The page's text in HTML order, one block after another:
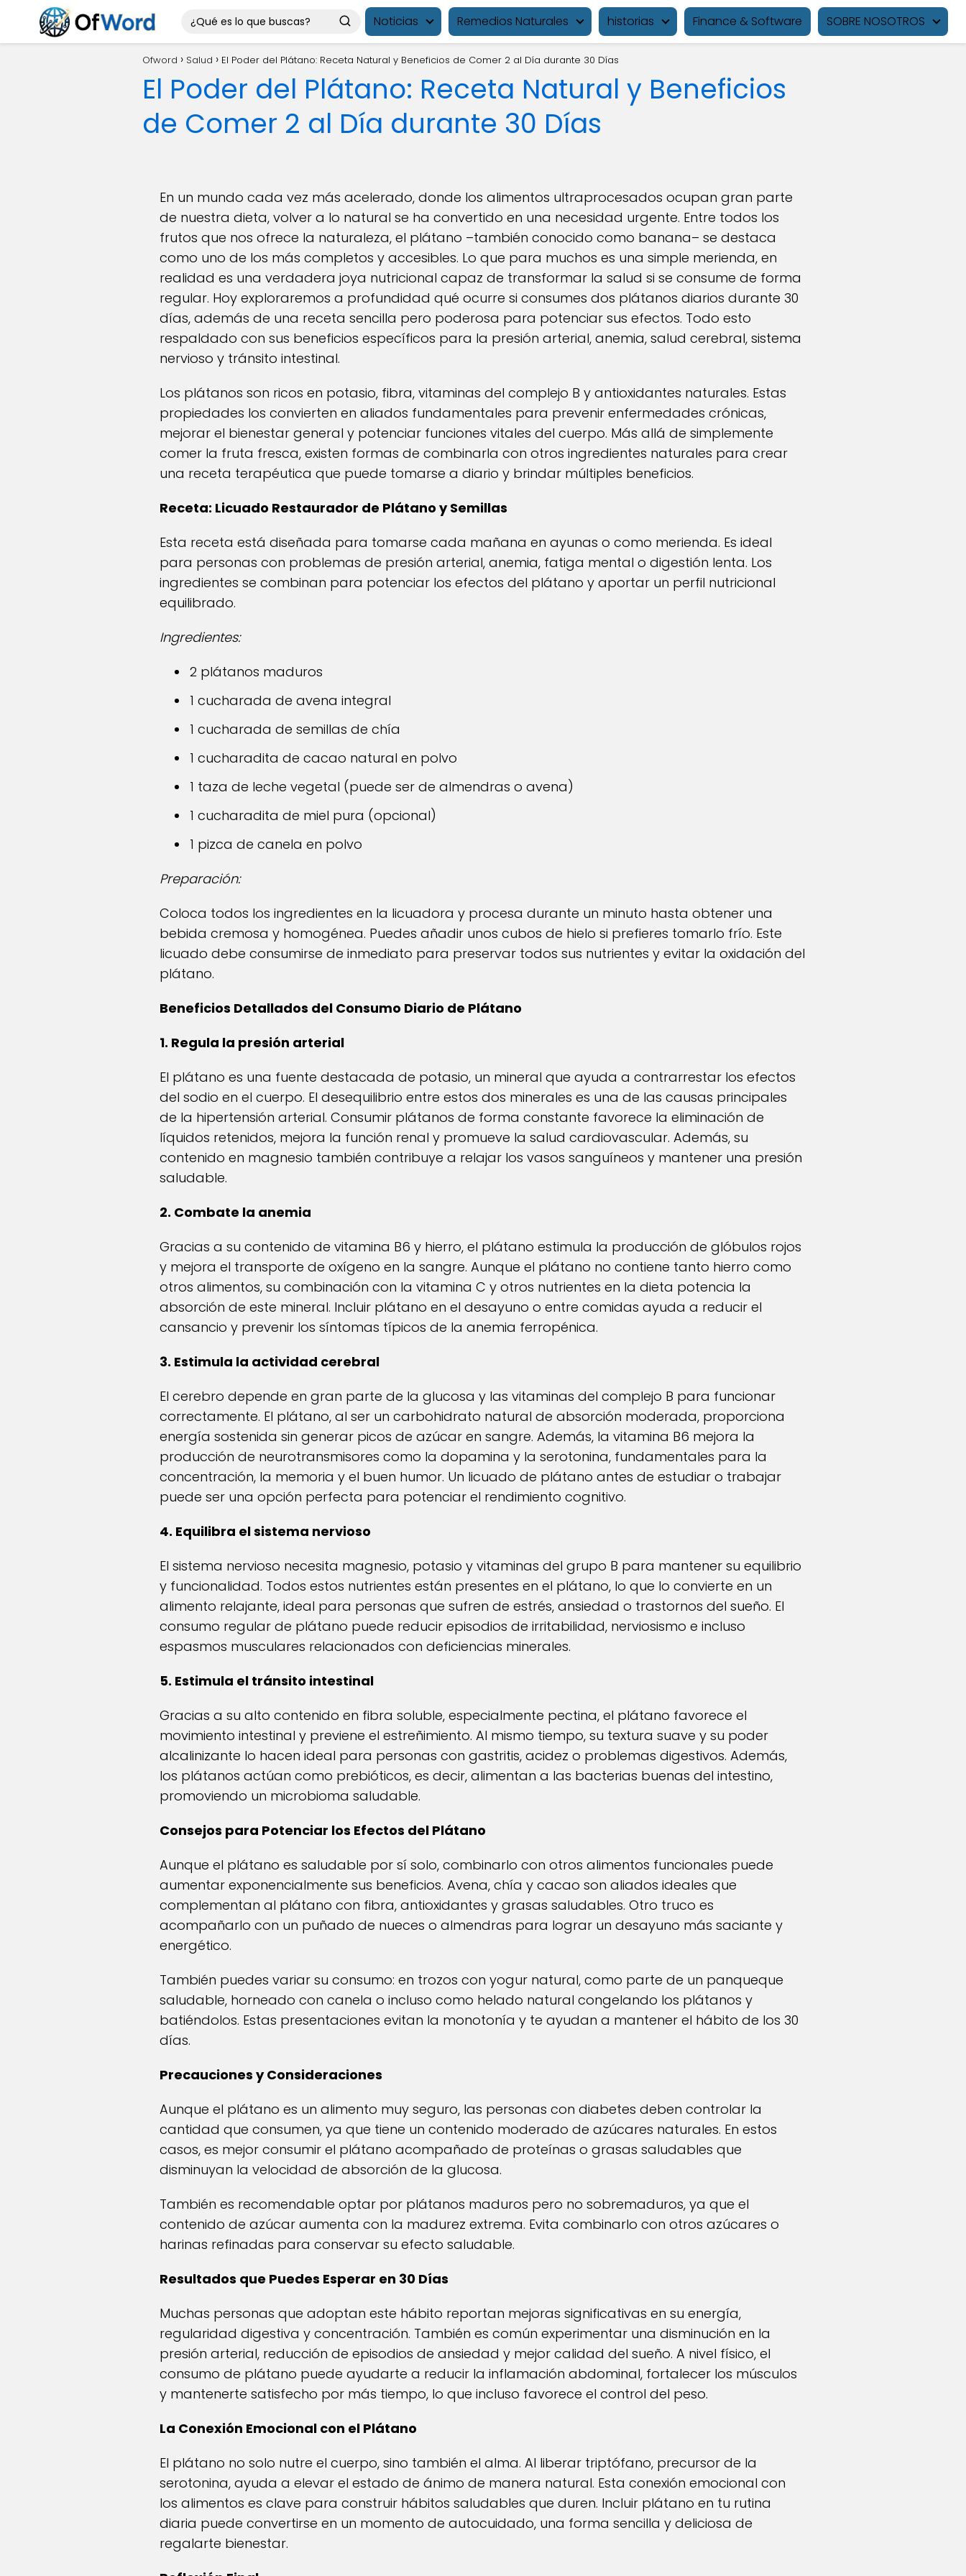
Noticias Remedios Naturales historias Finance & Software SOBRE NOSOTROS
Ofword Salud El Poder del Plátano: Receta Natural y Beneficios de Comer 2 al Día durante 30 Días
El Poder del Plátano: Receta Natural y Beneficios
de Comer 2 al Día durante 30 Días
En un mundo cada vez más acelerado, donde los alimentos ultraprocesados ocupan gran parte
de nuestra dieta, volver a lo natural se ha convertido en una necesidad urgente. Entre todos los
frutos que nos ofrece la naturaleza, el plátano –también conocido como banana– se destaca
como uno de los más completos y accesibles. Lo que para muchos es una simple merienda, en
realidad es una verdadera joya nutricional capaz de transformar la salud si se consume de forma
regular. Hoy exploraremos a profundidad qué ocurre si consumes dos plátanos diarios durante 30
días, además de una receta sencilla pero poderosa para potenciar sus efectos. Todo esto
respaldado con sus beneficios específicos para la presión arterial, anemia, salud cerebral, sistema
nervioso y tránsito intestinal.
Los plátanos son ricos en potasio, fibra, vitaminas del complejo B y antioxidantes naturales. Estas
propiedades los convierten en aliados fundamentales para prevenir enfermedades crónicas,
mejorar el bienestar general y potenciar funciones vitales del cuerpo. Más allá de simplemente
comer la fruta fresca, existen formas de combinarla con otros ingredientes naturales para crear
una receta terapéutica que puede tomarse a diario y brindar múltiples beneficios.
Receta: Licuado Restaurador de Plátano y Semillas
Esta receta está diseñada para tomarse cada mañana en ayunas o como merienda. Es ideal
para personas con problemas de presión arterial, anemia, fatiga mental o digestión lenta. Los
ingredientes se combinan para potenciar los efectos del plátano y aportar un perfil nutricional
equilibrado.
Ingredientes:
2 plátanos maduros
1 cucharada de avena integral
1 cucharada de semillas de chía
1 cucharadita de cacao natural en polvo
1 taza de leche vegetal (puede ser de almendras o avena)
1 cucharadita de miel pura (opcional)
1 pizca de canela en polvo
Preparación:
Coloca todos los ingredientes en la licuadora y procesa durante un minuto hasta obtener una
bebida cremosa y homogénea. Puedes añadir unos cubos de hielo si prefieres tomarlo frío. Este
licuado debe consumirse de inmediato para preservar todos sus nutrientes y evitar la oxidación del
plátano.
Beneficios Detallados del Consumo Diario de Plátano
1. Regula la presión arterial
El plátano es una fuente destacada de potasio, un mineral que ayuda a contrarrestar los efectos
del sodio en el cuerpo. El desequilibrio entre estos dos minerales es una de las causas principales
de la hipertensión arterial. Consumir plátanos de forma constante favorece la eliminación de
líquidos retenidos, mejora la función renal y promueve la salud cardiovascular. Además, su
contenido en magnesio también contribuye a relajar los vasos sanguíneos y mantener una presión
saludable.
2. Combate la anemia
Gracias a su contenido de vitamina B6 y hierro, el plátano estimula la producción de glóbulos rojos
y mejora el transporte de oxígeno en la sangre. Aunque el plátano no contiene tanto hierro como
otros alimentos, su combinación con la vitamina C y otros nutrientes en la dieta potencia la
absorción de este mineral. Incluir plátano en el desayuno o entre comidas ayuda a reducir el
cansancio y prevenir los síntomas típicos de la anemia ferropénica.
3. Estimula la actividad cerebral
El cerebro depende en gran parte de la glucosa y las vitaminas del complejo B para funcionar
correctamente. El plátano, al ser un carbohidrato natural de absorción moderada, proporciona
energía sostenida sin generar picos de azúcar en sangre. Además, la vitamina B6 mejora la
producción de neurotransmisores como la dopamina y la serotonina, fundamentales para la
concentración, la memoria y el buen humor. Un licuado de plátano antes de estudiar o trabajar
puede ser una opción perfecta para potenciar el rendimiento cognitivo.
4. Equilibra el sistema nervioso
El sistema nervioso necesita magnesio, potasio y vitaminas del grupo B para mantener su equilibrio
y funcionalidad. Todos estos nutrientes están presentes en el plátano, lo que lo convierte en un
alimento relajante, ideal para personas que sufren de estrés, ansiedad o trastornos del sueño. El
consumo regular de plátano puede reducir episodios de irritabilidad, nerviosismo e incluso
espasmos musculares relacionados con deficiencias minerales.
5. Estimula el tránsito intestinal
Gracias a su alto contenido en fibra soluble, especialmente pectina, el plátano favorece el
movimiento intestinal y previene el estreñimiento. Al mismo tiempo, su textura suave y su poder
alcalinizante lo hacen ideal para personas con gastritis, acidez o problemas digestivos. Además,
los plátanos actúan como prebióticos, es decir, alimentan a las bacterias buenas del intestino,
promoviendo un microbioma saludable.
Consejos para Potenciar los Efectos del Plátano
Aunque el plátano es saludable por sí solo, combinarlo con otros alimentos funcionales puede
aumentar exponencialmente sus beneficios. Avena, chía y cacao son aliados ideales que
complementan al plátano con fibra, antioxidantes y grasas saludables. Otro truco es
acompañarlo con un puñado de nueces o almendras para lograr un desayuno más saciante y
energético.
También puedes variar su consumo: en trozos con yogur natural, como parte de un panqueque
saludable, horneado con canela o incluso como helado natural congelando los plátanos y
batiéndolos. Estas presentaciones evitan la monotonía y te ayudan a mantener el hábito de los 30
días.
Precauciones y Consideraciones
Aunque el plátano es un alimento muy seguro, las personas con diabetes deben controlar la
cantidad que consumen, ya que tiene un contenido moderado de azúcares naturales. En estos
casos, es mejor consumir el plátano acompañado de proteínas o grasas saludables que
disminuyan la velocidad de absorción de la glucosa.
También es recomendable optar por plátanos maduros pero no sobremaduros, ya que el
contenido de azúcar aumenta con la madurez extrema. Evita combinarlo con otros azúcares o
harinas refinadas para conservar su efecto saludable.
Resultados que Puedes Esperar en 30 Días
Muchas personas que adoptan este hábito reportan mejoras significativas en su energía,
regularidad digestiva y concentración. También es común experimentar una disminución en la
presión arterial, reducción de episodios de ansiedad y mejor calidad del sueño. A nivel físico, el
consumo de plátano puede ayudarte a reducir la inflamación abdominal, fortalecer los músculos
y mantenerte satisfecho por más tiempo, lo que incluso favorece el control del peso.
La Conexión Emocional con el Plátano
El plátano no solo nutre el cuerpo, sino también el alma. Al liberar triptófano, precursor de la
serotonina, ayuda a elevar el estado de ánimo de manera natural. Esta conexión emocional con
los alimentos es clave para construir hábitos saludables que duren. Incluir plátano en tu rutina
diaria puede convertirse en un momento de autocuidado, una forma sencilla y deliciosa de
regalarte bienestar.